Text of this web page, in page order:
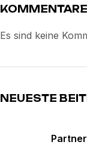
KOMMENTARE
Es sind keine
NEUESTE